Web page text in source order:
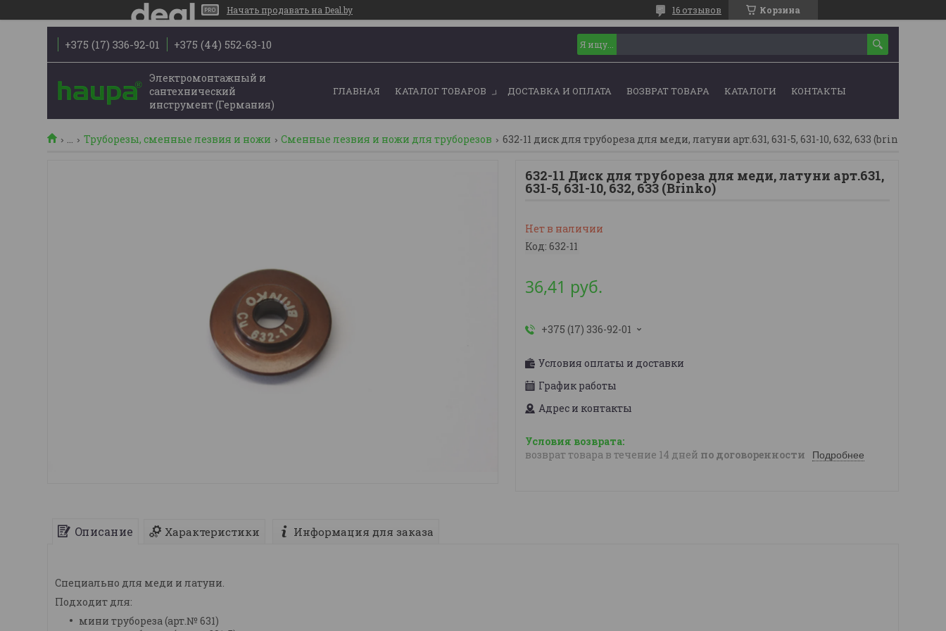
Начать продавать на Deal.by Корзина
16 отзывов
+375 (17) 336-92-01 +375 (44) 552-63-10
Электромонтажный и
сантехнический
инструмент (Германия)
ГЛАВНАЯ КАТАЛОГ ТОВАРОВ ДОСТАВКА И ОПЛАТА ВОЗВРАТ ТОВАРА КАТАЛОГИ КОНТАКТЫ
... Труборезы, сменные лезвия и ножи Сменные лезвия и ножи для труборезов 632-11 диск для трубореза для меди, латуни арт.631, 631-5, 631-10, 632, 633 (brinko)
632-11 Диск для трубореза для меди, латуни арт.631,
631-5, 631-10, 632, 633 (Brinko)
Нет в наличии
Код: 632-11
36,41 руб.
+375 (17) 336-92-01
Условия оплаты и доставки
График работы
Адрес и контакты
возврат товара в течение 14 дней по договоренности Подробнее
Описание Характеристики Информация для заказа
Специально для меди и латуни.
Подходит для:
мини трубореза (арт.№ 631)